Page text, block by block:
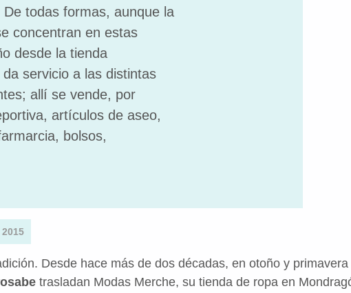
todas formas, aunque la
concentran en estas
desde la tienda
servicio a las distintas
allí se vende, por
artículos de aseo,
bolsos,
Desde hace más de dos décadas, en otoño y primavera
trasladan Modas Merche, su tienda de ropa en